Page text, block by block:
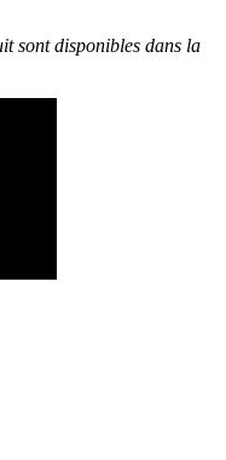
sont disponibles dans la